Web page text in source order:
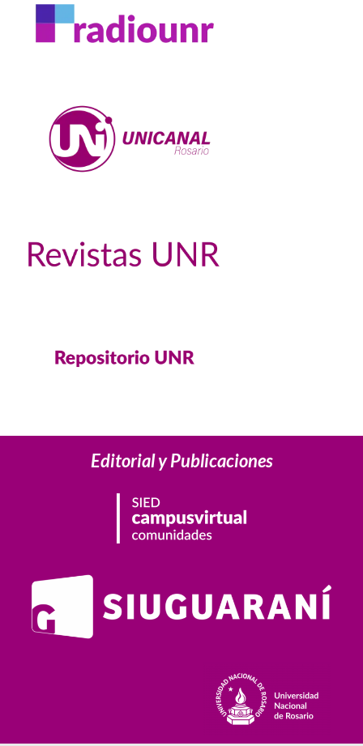
Editorial y Publicaciones